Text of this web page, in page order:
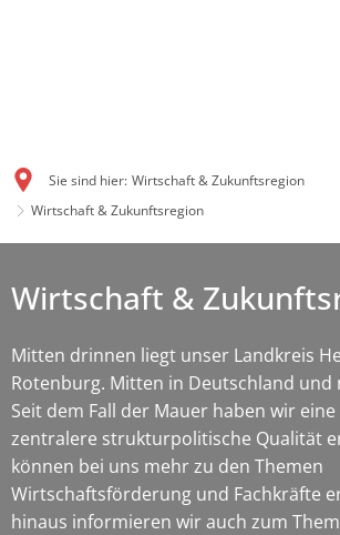
Sie sind hier: Wirtschaft & Zukunftsregion
Wirtschaft & Zukunftsregion
Wirtschaft &
Mitten drinnen liegt unser Landkreis
Rotenburg. Mitten in Deutschland und
Seit dem Fall der Mauer haben wir eine
zentralere strukturpolitische Qualität
können bei uns mehr zu den Themen
Wirtschaftsförderung und Fachkräfte
hinaus informieren wir auch zum